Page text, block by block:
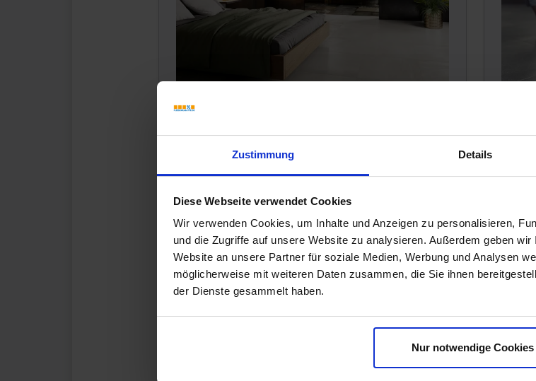
Zustimmung Details
Diese Webseite verwendet Cookies
Wir verwenden Cookies, um Inhalte und Anzeigen zu personalisieren,
und die Zugriffe auf unsere Website zu analysieren. Außerdem geben
Website an unsere Partner für soziale Medien, Werbung und Analysen
möglicherweise mit weiteren Daten zusammen, die Sie ihnen
der Dienste gesammelt haben.
Nur notwendige Cookies
Ob weiße Fliesen kombiniert mit Holzfliesen oder mit
besten Fliesenmix-Kombinationen und setzen Sie Ihren
Raum gekonnt in Szene.
MEHR DAZU MEHR